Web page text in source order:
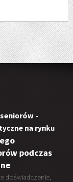
-
na rynku
podczas
doświadczenie,